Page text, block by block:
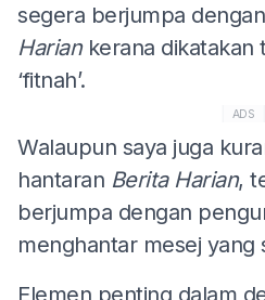
segera berjumpa
Harian kerana dikatakan
‘fitnah’.
ADS
Walaupun saya juga
hantaran Berita Harian,
berjumpa dengan
menghantar mesej yang
Elemen penting dalam